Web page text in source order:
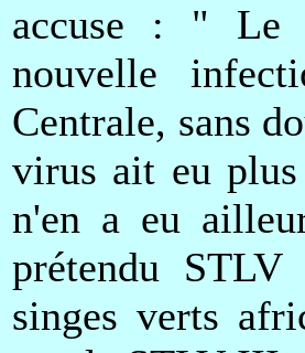
accuse : " Le
nouvelle
Centrale, sans
virus ait eu
n'en a eu
prétendu
singes verts